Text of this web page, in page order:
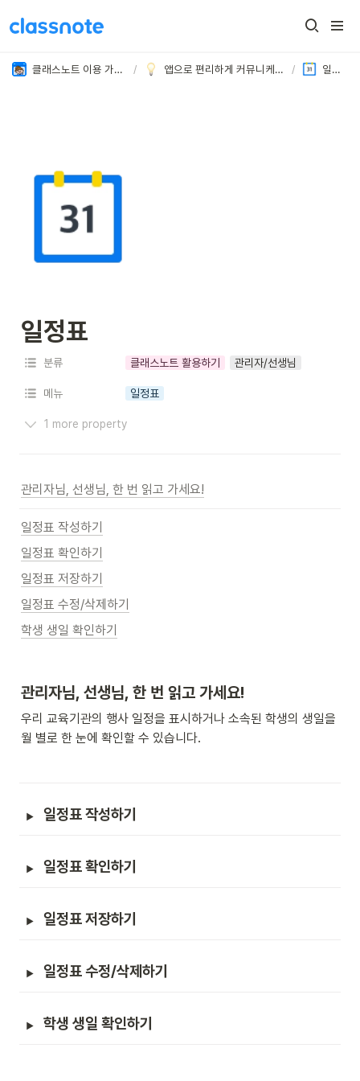
클래스노트 이용 가이드 / 앱으로 편리하게 커뮤니케이션해 보세요 / 일정표
일정표
분류 클래스노트 활용하기 관리자/선생님
메뉴 일정표
1 more property
관리자님, 선생님, 한 번 읽고 가세요!
일정표 작성하기
일정표 확인하기
일정표 저장하기
일정표 수정/삭제하기
학생 생일 확인하기
관리자님, 선생님, 한 번 읽고 가세요!
우리 교육기관의 행사 일정을 표시하거나 소속된 학생의 생일을
월 별로 한 눈에 확인할 수 있습니다.
일정표 작성하기
일정표 확인하기
일정표 저장하기
일정표 수정/삭제하기
학생 생일 확인하기